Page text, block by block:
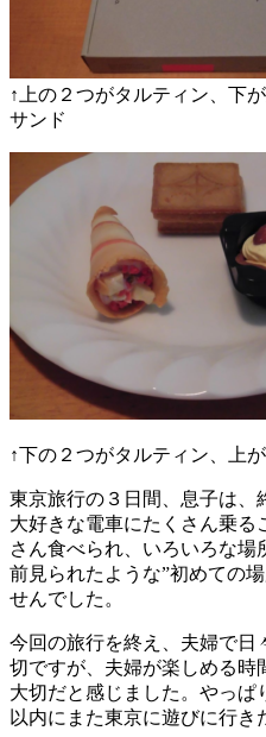
↑上の２つがタルティン、下
サンド
↑下の２つがタルティン、上
東京旅行の３日間、息子は、
大好きな電車にたくさん乗る
さん食べられ、いろいろな場
前見られたような”初めての
せんでした。
今回の旅行を終え、夫婦で日
切ですが、夫婦が楽しめる時
大切だと感じました。やっ
以内にまた東京に遊びに行き